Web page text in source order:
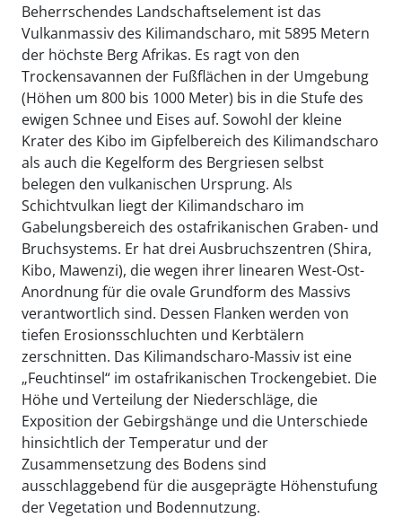
Beherrschendes Landschaftselement ist das
Vulkanmassiv des Kilimandscharo, mit 5895 Metern
der höchste Berg Afrikas. Es ragt von den
Trockensavannen der Fußflächen in der Umgebung
(Höhen um 800 bis 1000 Meter) bis in die Stufe des
ewigen Schnee und Eises auf. Sowohl der kleine
Krater des Kibo im Gipfelbereich des Kilimandscharo
als auch die Kegelform des Bergriesen selbst
belegen den vulkanischen Ursprung. Als
Schichtvulkan liegt der Kilimandscharo im
Gabelungsbereich des ostafrikanischen Graben- und
Bruchsystems. Er hat drei Ausbruchszentren (Shira,
Kibo, Mawenzi), die wegen ihrer linearen West-Ost-
Anordnung für die ovale Grundform des Massivs
verantwortlich sind. Dessen Flanken werden von
tiefen Erosionsschluchten und Kerbtälern
zerschnitten. Das Kilimandscharo-Massiv ist eine
„Feuchtinsel“ im ostafrikanischen Trockengebiet. Die
Höhe und Verteilung der Niederschläge, die
Exposition der Gebirgshänge und die Unterschiede
hinsichtlich der Temperatur und der
Zusammensetzung des Bodens sind
ausschlaggebend für die ausgeprägte Höhenstufung
der Vegetation und Bodennutzung.